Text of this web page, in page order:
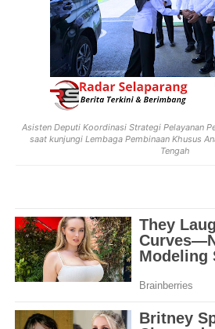
Asisten Deputi Koordinasi Strategi Pelayanan
saat kunjungi Lembaga Pembinaan Khusus
Tengah